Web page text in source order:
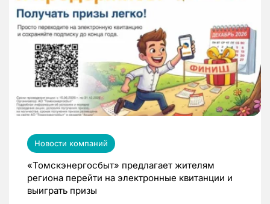
Новости компаний
«Томскэнергосбыт» предлагает жителям
региона перейти на электронные квитанции и
выиграть призы